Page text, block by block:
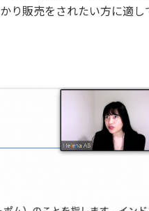
り販売をされたい方に適し